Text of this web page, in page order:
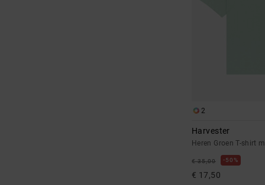
2
Harvester
Heren Groen T-shirt
€ 35,00 50%
€ 17,50